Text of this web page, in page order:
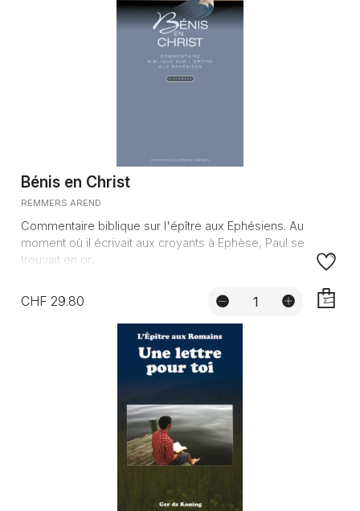
Bénis en Christ
REMMERS AREND
Commentaire biblique sur l'épître aux Ephésiens. Au
moment où il écrivait aux croyants à Ephèse, Paul se
trouvait en pr...
CHF 29.80